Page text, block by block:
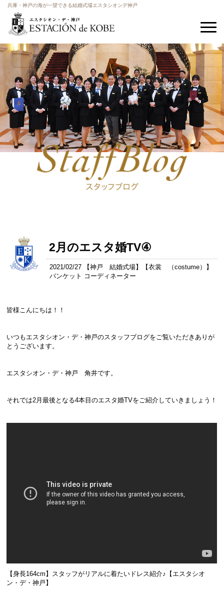
兵庫・神戸の海が一望できる結婚式場エスタシオンデ神戸
2月のエスタ婚TV④
2021/02/27 【神戸 結婚式場】【衣裳 （costume）
】
バンケット コーディネーター
皆様こんにちは！！
いつもエスタシオン・デ・神戸のスタッフブログをご覧いただきありが
とうございます。
エスタシオン・デ・神戸 角井です。
それでは2月最後となる4本目のエスタ婚TVをご紹介していきましょう！
【身長164cm】スタッフがリアルに着たいドレス紹介♪【エスタシオ
ン・デ・神戸】